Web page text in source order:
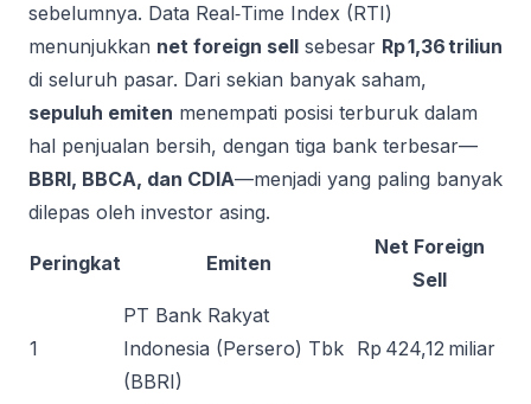
sebelumnya. Data Real‑Time Index (RTI)
menunjukkan net foreign sell sebesar Rp 1,36 triliun
di seluruh pasar. Dari sekian banyak saham,
sepuluh emiten menempati posisi terburuk dalam
hal penjualan bersih, dengan tiga bank terbesar—
BBRI, BBCA, dan CDIA—menjadi yang paling banyak
dilepas oleh investor asing.
Peringkat Emiten
Net Foreign
Sell
1
PT Bank Rakyat
Indonesia (Persero) Tbk
(BBRI)
Rp 424,12 miliar